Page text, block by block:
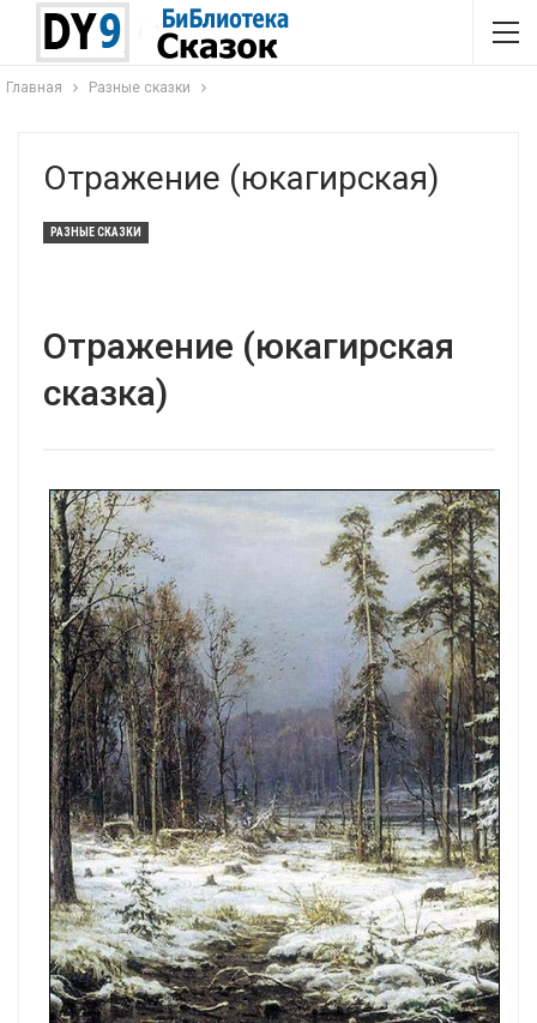
Главная Разные сказки
Отражение (юкагирская)
РАЗНЫЕ СКАЗКИ
Отражение (юкагирская
сказка)